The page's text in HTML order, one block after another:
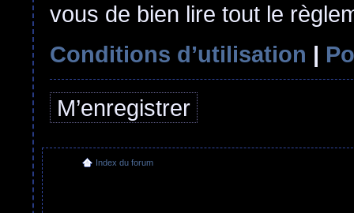
vous de bien lire tout le
Conditions d’utilisation |
M’enregistrer
Index du forum